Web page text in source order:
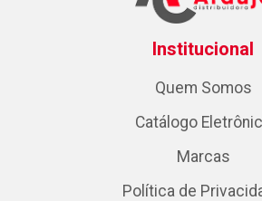
Institucional
Quem Somos
Catálogo
Marcas
Política de